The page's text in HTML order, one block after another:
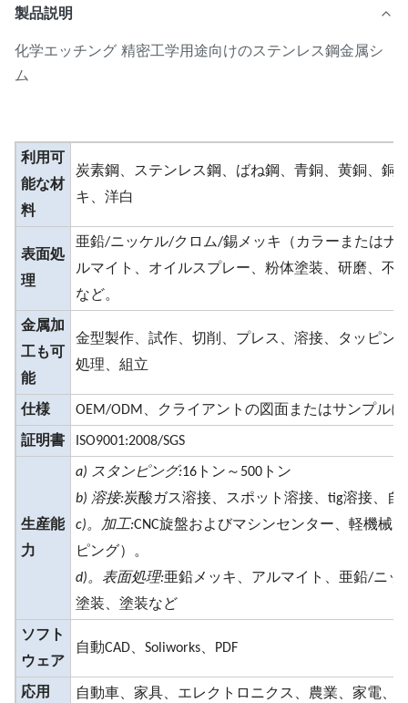
製品説明
化学エッチング 精密工学用途向けのステンレス鋼金属シ
ム
利用可
能な材
料
炭素鋼、ステンレス鋼、ばね鋼、青銅、黄銅、銅
キ、洋白
表面処
理
亜鉛/ニッケル/クロム/錫メッキ（カラーまたはナ
ルマイト、オイルスプレー、粉体塗装、研磨、不
など。
金属加
工も可
能
金型製作、試作、切削、プレス、溶接、タッピン
処理、組立
仕様 OEM/ODM、クライアントの図面またはサンプル
証明書 ISO9001:2008/SGS
生産能
力
a) スタンピング:16トン～500トン
b) 溶接:炭酸ガス溶接、スポット溶接、tig溶接、自
c)。加工:CNC旋盤およびマシンセンター、軽機械
ピング）。
d)。表面処理:亜鉛メッキ、アルマイト、亜鉛/ニ
塗装、塗装など
ソフト
ウェア
自動CAD、Soliworks、PDF
応用 自動車、家具、エレクトロニクス、農業、家電、